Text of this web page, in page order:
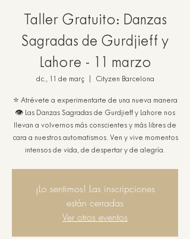
Taller Gratuito: Danzas
Sagradas de Gurdjieff y
Lahore - 11 marzo
dc., 11 de març
  |
Cityzen Barcelona
⭐ Atrévete a experimentarte de una nueva manera
👁️ Las Danzas Sagradas de Gurdjieff y Lahore nos
llevan a volvernos más conscientes y más libres de
cara a nuestros automatismos. Ven y vive momentos
intensos de vida, de despertar y de alegría.
¡Lo sentimos! Las inscripciones
están cerradas
Ver otros eventos